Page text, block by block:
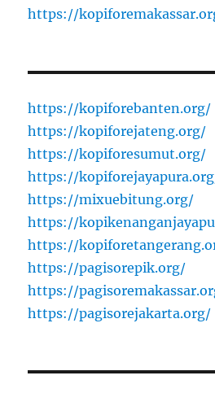
https://
https://kopiforebanten.org/
https://kopiforejateng.org/
https://kopiforesumut.org/
https://
https://mixuebitung.org/
https://
https://
https://pagisorepik.org/
https://
https://pagisorejakarta.org/